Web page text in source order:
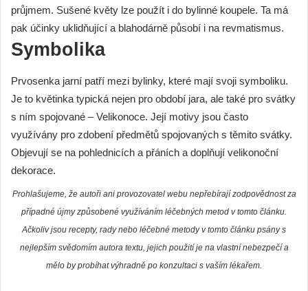
průjmem. Sušené květy lze použít i do bylinné koupele. Ta má
pak účinky uklidňující a blahodárně působí i na revmatismus.
Symbolika
Prvosenka jarní patří mezi bylinky, které mají svoji symboliku.
Je to květinka typická nejen pro období jara, ale také pro svátky
s ním spojované – Velikonoce. Její motivy jsou často
využívány pro zdobení předmětů spojovaných s těmito svátky.
Objevují se na pohlednicích a přáních a doplňují velikonoční
dekorace.
Prohlašujeme, že autoři ani provozovatel webu nepřebírají zodpovědnost za
případné újmy způsobené využíváním léčebných metod v tomto článku.
Ačkoliv jsou recepty, rady nebo léčebné metody v tomto článku psány s
nejlepším svědomím autora textu, jejich použití je na vlastní nebezpečí a
mělo by probíhat výhradně po konzultaci s vaším lékařem.